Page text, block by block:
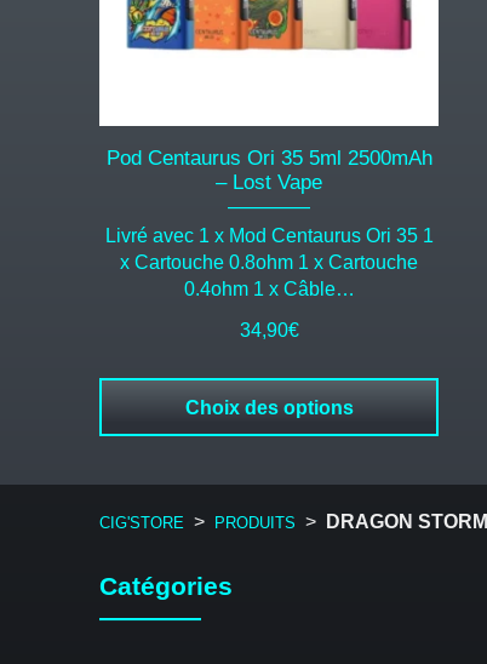
Pod Centaurus Ori 35 5ml 2500mAh
– Lost Vape
Livré avec 1 x Mod Centaurus Ori 35 1
x Cartouche 0.8ohm 1 x Cartouche
0.4ohm 1 x Câble…
34,90€
Choix des options
être
choisies
produit
CIG'STORE > PRODUITS > DRAGON STORM
Catégories